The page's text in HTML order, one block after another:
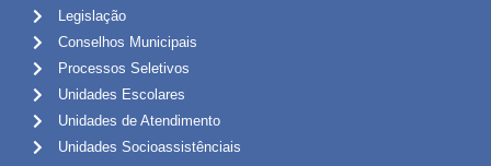
Legislação
Conselhos Municipais
Processos Seletivos
Unidades Escolares
Unidades de Atendimento
Unidades Socioassistênciais